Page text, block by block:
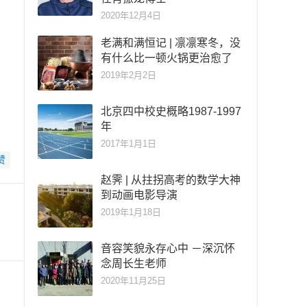
2020年12月4日
老满和满恒记 | 凛凛寒冬，没
有什么比一顿火锅更治愈了
2019年2月2日
北京四中校史概略1987-1997
年
2017年1月1日
赵霁 | 从拄拐高考的数学大神
到动画电影导演
2019年1月18日
音容笑貌永存心中 －深沉怀
念周长生老师
2020年11月25日